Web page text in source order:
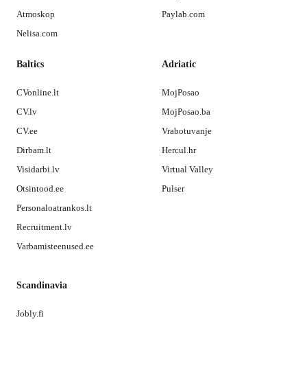
Atmoskop
Nelisa.com
Paylab.com
Baltics
CVonline.lt
CV.lv
CV.ee
Dirbam.lt
Visidarbi.lv
Otsintood.ee
Personaloatrankos.lt
Recruitment.lv
Varbamisteenused.ee
Adriatic
MojPosao
MojPosao.ba
Vrabotuvanje
Hercul.hr
Virtual Valley
Pulser
Scandinavia
Jobly.fi